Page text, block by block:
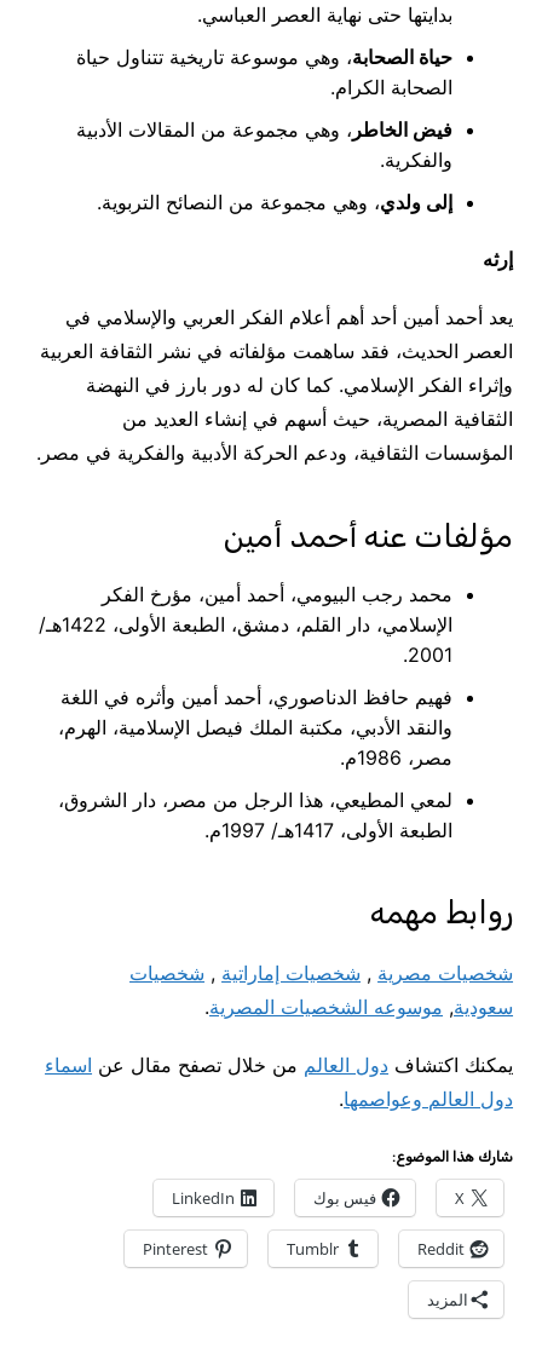
بدايتها حتى نهاية العصر العباسي.
حياة الصحابة، وهي موسوعة تاريخية تتناول حياة
الصحابة الكرام.
فيض الخاطر ، وهي مجموعة من المقالات الأدبية
والفكرية.
إلى ولدي، وهي مجموعة من النصائح التربوية.
إرثه
يعد أحمد أمين أحد أهم أعلام الفكر العربي والإسلامي في
العصر الحديث، فقد ساهمت مؤلفاته في نشر الثقافة العربية
وإثراء الفكر الإسلامي. كما كان له دور بارز في النهضة
الثقافية المصرية، حيث أسهم في إنشاء العديد من
المؤسسات الثقافية، ودعم الحركة الأدبية والفكرية في مصر.
مؤلفات عنه أحمد أمين
محمد رجب البيومي، أحمد أمين، مؤرخ الفكر
الإسلامي، دار القلم، دمشق، الطبعة الأولى، 1422هـ/
2001.
فهيم حافظ الدناصوري، أحمد أمين وأثره في اللغة
والنقد الأدبي، مكتبة الملك فيصل الإسلامية، الهرم،
مصر، 1986م.
لمعي المطيعي، هذا الرجل من مصر، دار الشروق،
الطبعة الأولى، 1417هـ/ 1997م.
روابط مهمه
شخصيات مصرية , شخصيات إماراتية , شخصيات
سعودية, موسوعه الشخصيات المصرية.
يمكنك اكتشاف دول العالم من خلال تصفح مقال عن اسماء
دول العالم وعواصمها.
شارك هذا الموضوع:
X فيس بوك LinkedIn
Reddit
Tumblr
Pinterest
المزيد